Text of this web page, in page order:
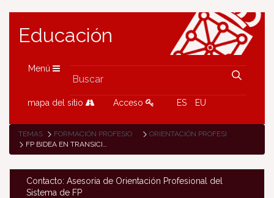
Educación
Menú
mapa del sitio Acceso ES EU
TEMAS FORMACIÓN PROFESIONAL
ORIENTACIÓN PROFESIONAL SISTEMA FP
FP BIDEA EN TRANSICIONES EMPLEO-FORMACIÓN
Contacto: Asesoría de Orientación Profesional del
Sistema de FP